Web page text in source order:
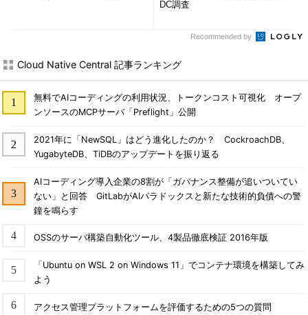
DC調査
Recommended by
Cloud Native Central 記事ランキング
無料でAIコーディングの利用状況、トークンコスト可視化 オープ
ンソースのMCPサーバ「Preflight」公開
2021年に「NewSQL」はどう進化したのか？ CockroachDB、
YugabyteDB、TiDBのアップデートを振り返る
AIコーディング導入企業の8割が「ガバナンス整備が追いついてい
ない」と回答 GitLabがAIパラドックスと新たな技術的負債への警
鐘を鳴らす
OSSのサーバ構築自動化ツール、4製品徹底検証 2016年版
「Ubuntu on WSL 2 on Windows 11」でコンテナ環境を構築してみ
よう
アクセス管理プラットフォームを評価するための5つの質問